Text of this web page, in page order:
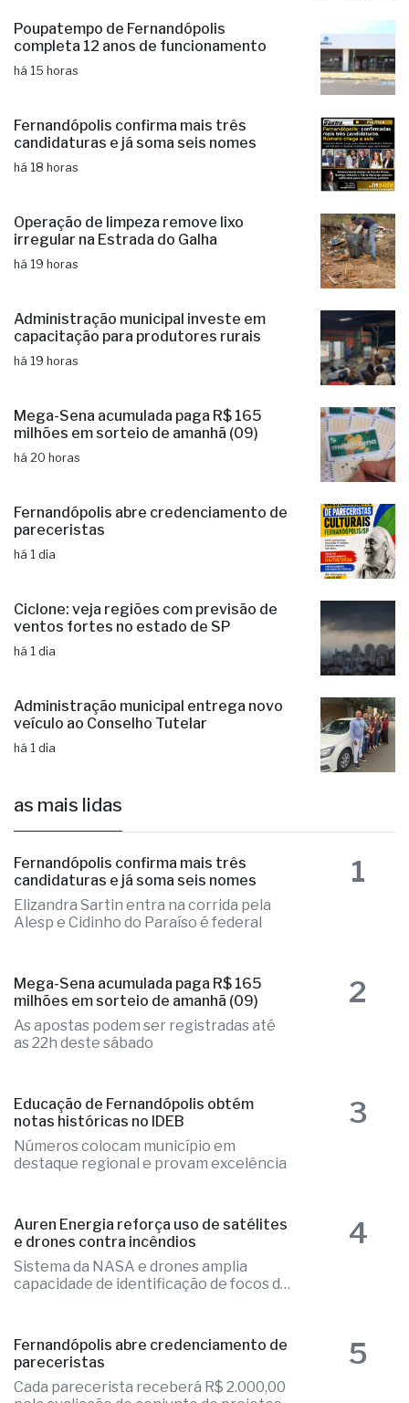
Poupatempo de Fernandópolis
completa 12 anos de funcionamento
há 15 horas
Fernandópolis confirma mais três
candidaturas e já soma seis nomes
há 18 horas
Operação de limpeza remove lixo
irregular na Estrada do Galha
há 19 horas
Administração municipal investe em
capacitação para produtores rurais
há 19 horas
Mega-Sena acumulada paga R$ 165
milhões em sorteio de amanhã (09)
há 20 horas
Fernandópolis abre credenciamento de
pareceristas
há 1 dia
Ciclone: veja regiões com previsão de
ventos fortes no estado de SP
há 1 dia
Administração municipal entrega novo
veículo ao Conselho Tutelar
há 1 dia
as mais lidas
Fernandópolis confirma mais três
candidaturas e já soma seis nomes
Elizandra Sartin entra na corrida pela
Alesp e Cidinho do Paraíso é federal
1
Mega-Sena acumulada paga R$ 165
milhões em sorteio de amanhã (09)
As apostas podem ser registradas até
as 22h deste sábado
2
Educação de Fernandópolis obtém
notas históricas no IDEB
Números colocam município em
destaque regional e provam excelência
3
Auren Energia reforça uso de satélites
e drones contra incêndios
Sistema da NASA e drones amplia
capacidade de identificação de focos de
4
Fernandópolis abre credenciamento de
pareceristas
Cada parecerista receberá R$ 2.000,00
5